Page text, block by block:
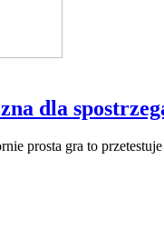
dla
prosta gra to